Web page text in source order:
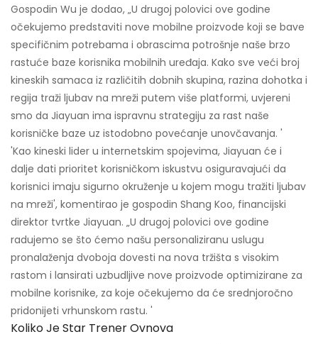
Gospodin Wu je dodao, „U drugoj polovici ove godine
očekujemo predstaviti nove mobilne proizvode koji se bave
specifičnim potrebama i obrascima potrošnje naše brzo
rastuće baze korisnika mobilnih uređaja. Kako sve veći broj
kineskih samaca iz različitih dobnih skupina, razina dohotka i
regija traži ljubav na mreži putem više platformi, uvjereni
smo da Jiayuan ima ispravnu strategiju za rast naše
korisničke baze uz istodobno povećanje unovčavanja. '
'Kao kineski lider u internetskim spojevima, Jiayuan će i
dalje dati prioritet korisničkom iskustvu osiguravajući da
korisnici imaju sigurno okruženje u kojem mogu tražiti ljubav
na mreži', komentirao je gospodin Shang Koo, financijski
direktor tvrtke Jiayuan. „U drugoj polovici ove godine
radujemo se što ćemo našu personaliziranu uslugu
pronalaženja dvoboja dovesti na nova tržišta s visokim
rastom i lansirati uzbudljive nove proizvode optimizirane za
mobilne korisnike, za koje očekujemo da će srednjoročno
pridonijeti vrhunskom rastu. '
Koliko Je Star Trener Ovnova